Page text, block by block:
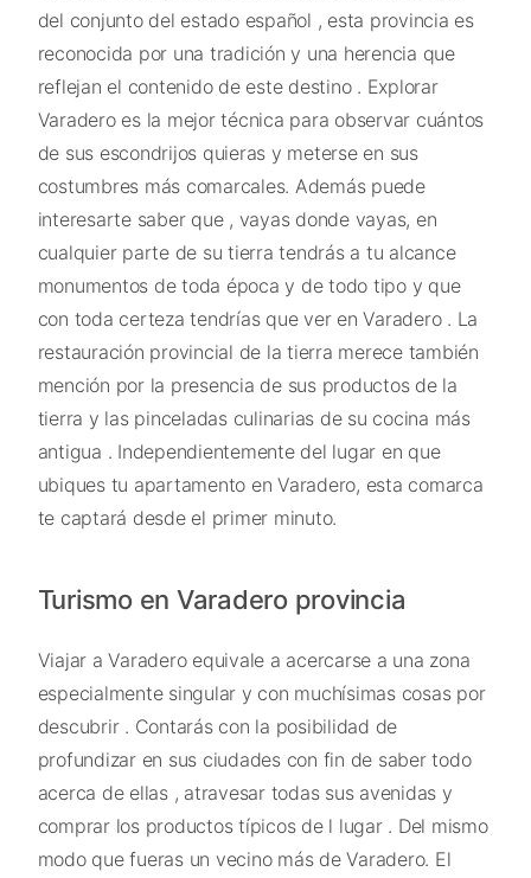
del conjunto del estado español , esta provincia es
reconocida por una tradición y una herencia que
reflejan el contenido de este destino . Explorar
Varadero es la mejor técnica para observar cuántos
de sus escondrijos quieras y meterse en sus
costumbres más comarcales. Además puede
interesarte saber que , vayas donde vayas, en
cualquier parte de su tierra tendrás a tu alcance
monumentos de toda época y de todo tipo y que
con toda certeza tendrías que ver en Varadero . La
restauración provincial de la tierra merece también
mención por la presencia de sus productos de la
tierra y las pinceladas culinarias de su cocina más
antigua . Independientemente del lugar en que
ubiques tu apartamento en Varadero, esta comarca
te captará desde el primer minuto.
Turismo en Varadero provincia
Viajar a Varadero equivale a acercarse a una zona
especialmente singular y con muchísimas cosas por
descubrir . Contarás con la posibilidad de
profundizar en sus ciudades con fin de saber todo
acerca de ellas , atravesar todas sus avenidas y
comprar los productos típicos de l lugar . Del mismo
modo que fueras un vecino más de Varadero. El